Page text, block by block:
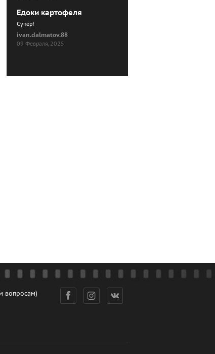
Едоки картофеля
Cупер!
ivan.dalmatov.88
09 Февраля, 2025
вопросам)